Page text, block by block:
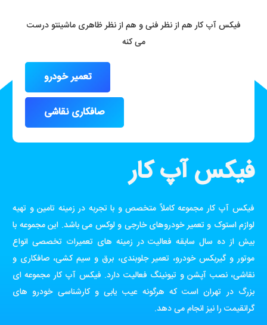
فیکس آپ کار هم از نظر فنی و هم از نظر ظاهری ماشینتو درست
می کنه
تعمیر خودرو
صافکاری نقاشی
فیکس آپ کار
فیکس آپ کار مجموعه کاملاً متخصص و با تجربه در زمینه تامین و تهیه
لوازم استوک و تعمیر خودروهای خارجی و لوکس می باشد. این مجموعه با
بیش از ده سال سابقه فعالیت در زمینه های تعمیرات تخصصی انواع
موتور و گیربکس خودرو، تعمیر جلوبندی، برق و سیم کشی، صافکاری و
نقاشی، نصب آپشن و تیونینگ فعالیت دارد. فیکس آپ کار مجموعه ای
بزرگ در تهران است که هرگونه عیب یابی و کارشناسی خودرو های
گرانقیمت را نیز انجام می دهد.